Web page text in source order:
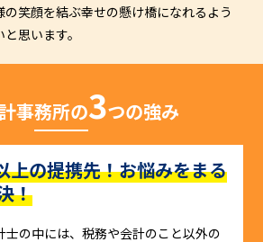
笑顔を結ぶ幸せの懸け橋になれるよう
思います。
事務所の3つの強み
上の提携先！お悩みをまる
！
士の中には、税務や会計のこと以外の